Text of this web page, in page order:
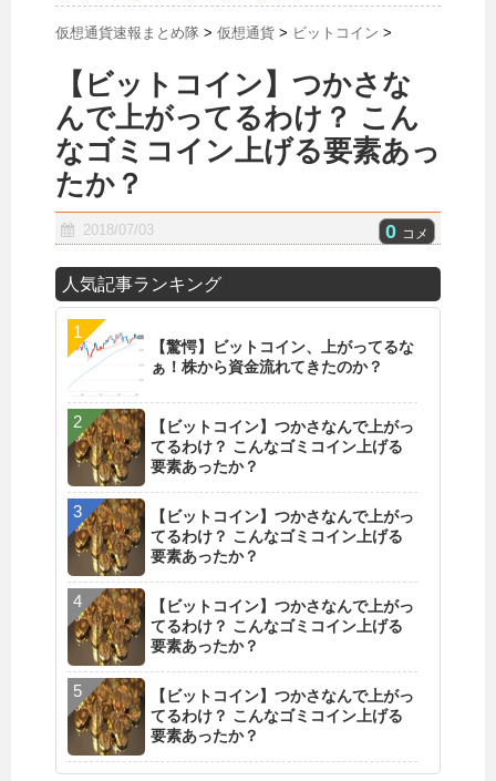
仮想通貨速報まとめ隊 > 仮想通貨 > ビットコイン >
【ビットコイン】つかさな
んで上がってるわけ？ こん
なゴミコイン上げる要素あっ
たか？
2018/07/03 0 コメ
人気記事ランキング
【驚愕】ビットコイン、上がってるな
ぁ！株から資金流れてきたのか？
【ビットコイン】つかさなんで上がっ
てるわけ？ こんなゴミコイン上げる
要素あったか？
【ビットコイン】つかさなんで上がっ
てるわけ？ こんなゴミコイン上げる
要素あったか？
【ビットコイン】つかさなんで上がっ
てるわけ？ こんなゴミコイン上げる
要素あったか？
【ビットコイン】つかさなんで上がっ
てるわけ？ こんなゴミコイン上げる
要素あったか？